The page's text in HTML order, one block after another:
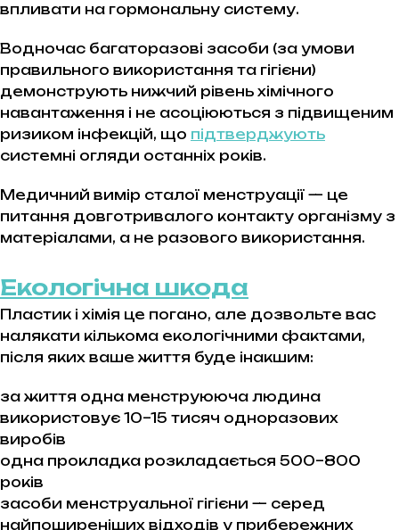
впливати на гормональну систему.
Водночас багаторазові засоби (за умови
правильного використання та гігієни)
демонструють нижчий рівень хімічного
навантаження і не асоціюються з підвищеним
ризиком інфекцій, що підтверджують
системні огляди останніх років.
Медичний вимір сталої менструації — це
питання довготривалого контакту організму з
матеріалами, а не разового використання.
Екологічна шкода
Пластик і хімія це погано, але дозвольте вас
налякати кількома екологічними фактами,
після яких ваше життя буде інакшим:
за життя одна менструююча людина
використовує 10–15 тисяч одноразових
виробів
одна прокладка розкладається 500–800
років
засоби менструальної гігієни — серед
найпоширеніших відходів у прибережних